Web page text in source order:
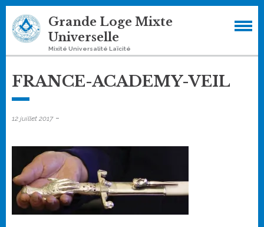
Skip
to
content
Grande Loge Mixte
Universelle
Mixité Universalité Laïcité
FRANCE-ACADEMY-VEIL
12 juillet 2017 -